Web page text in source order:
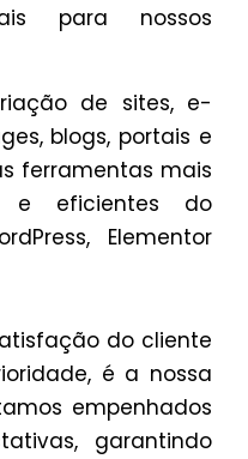
para nossos
de sites, e-
blogs, portais e
ferramentas mais
e eficientes do
Elementor
satisfação do cliente
é a nossa
empenhados
garantindo